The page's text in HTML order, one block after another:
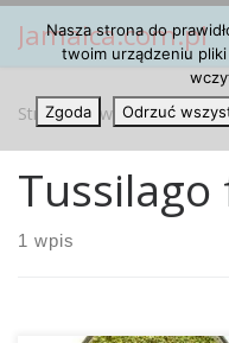
Przejdź do treści
Jamaica.com.pl
Strona główna »
1 wpis
Nasza strona do
twoim urządzeniu
Zgoda
Odrzuć